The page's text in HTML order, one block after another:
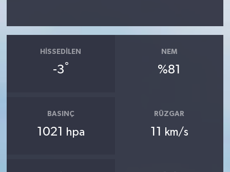
HISSEDILEN
-3°
NEM
%81
BASINÇ
1021 hpa
RÜZGAR
11 km/s